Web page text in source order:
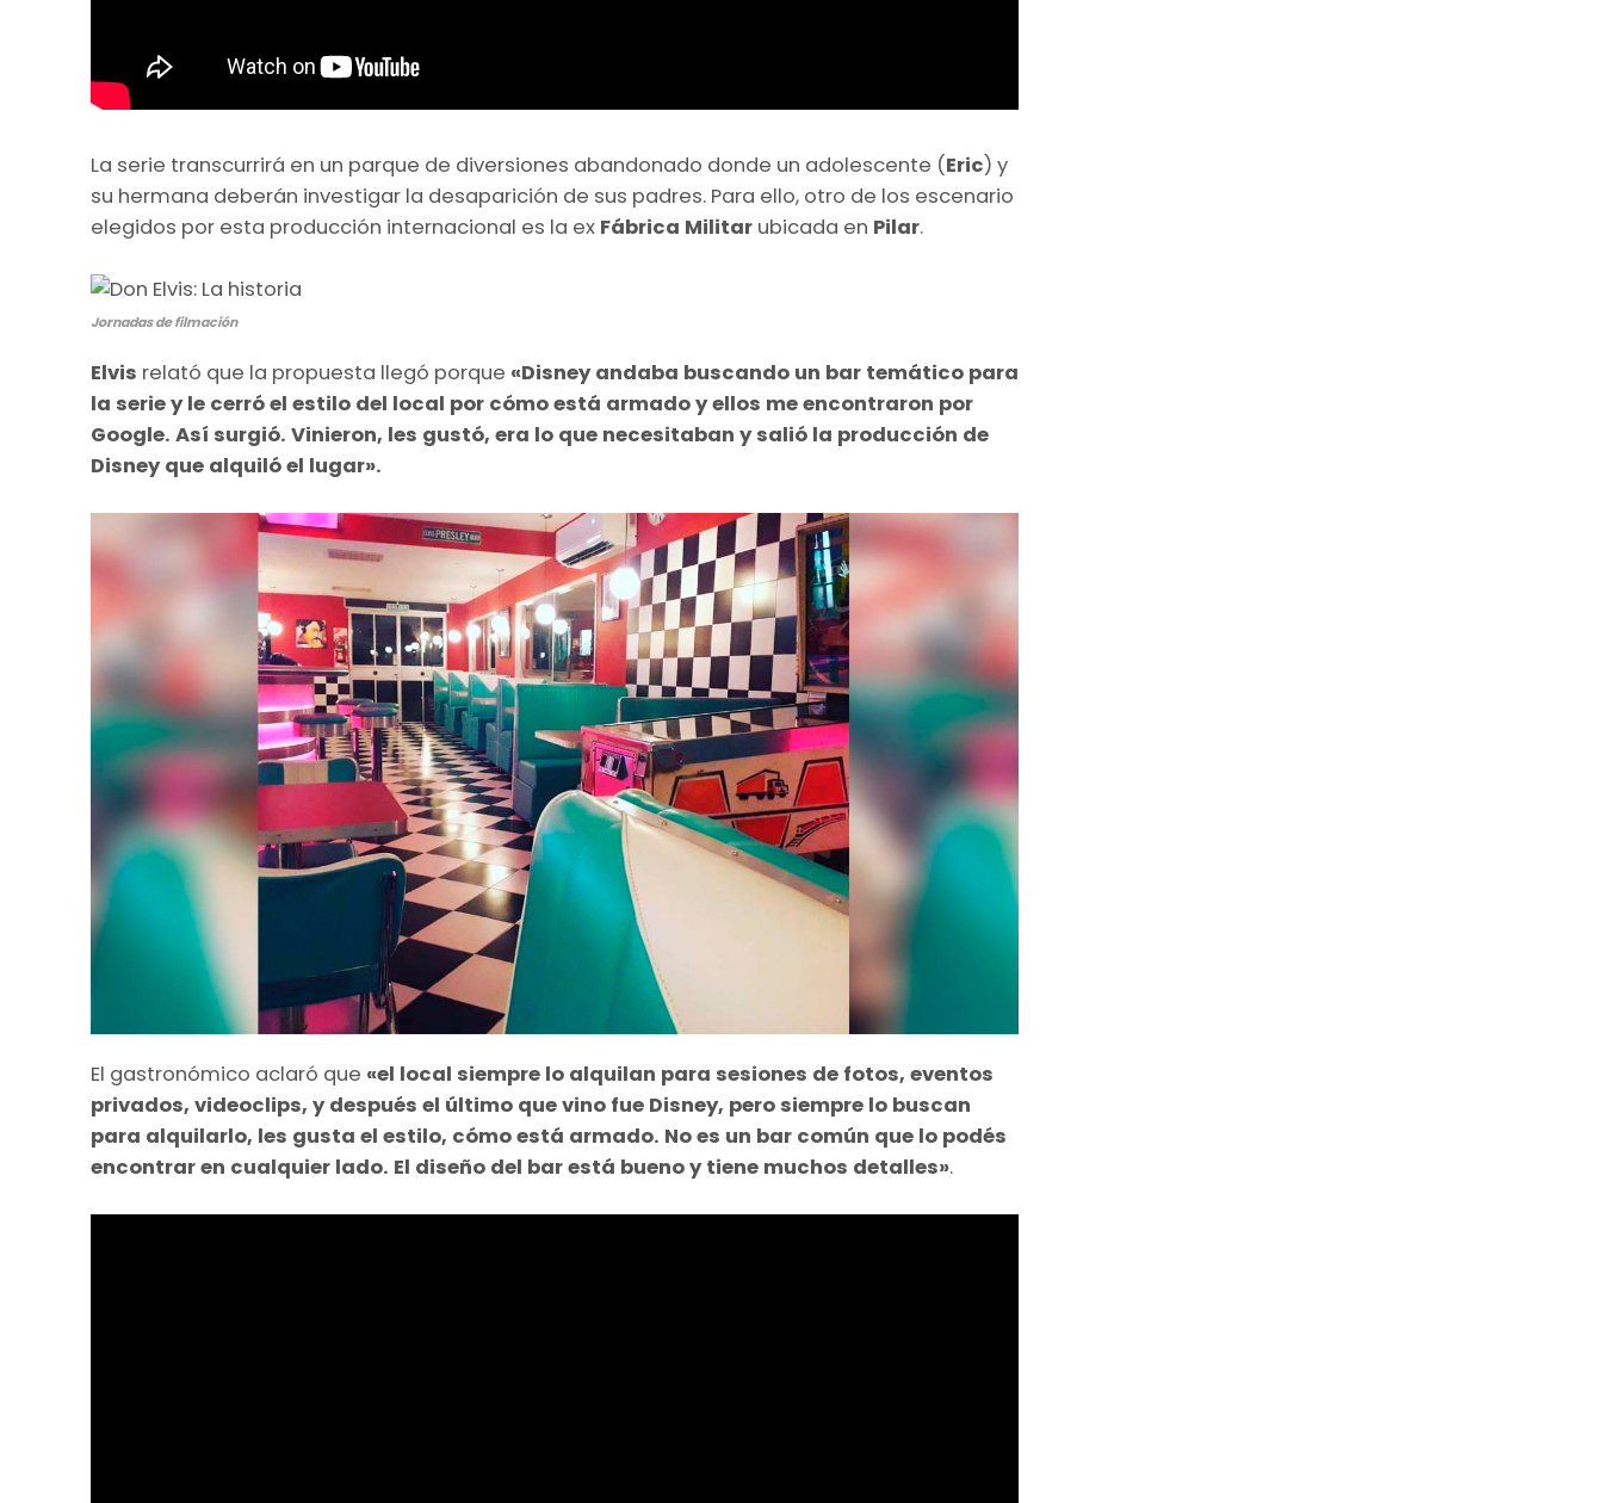
La serie transcurrirá en un parque de diversiones abandonado donde un adolescente (Eric) y
su hermana deberán investigar la desaparición de sus padres. Para ello, otro de los escenario
elegidos por esta producción internacional es la ex Fábrica Militar ubicada en Pilar.
Jornadas de filmación
Elvis relató que la propuesta llegó porque «Disney andaba buscando un bar temático para
la serie y le cerró el estilo del local por cómo está armado y ellos me encontraron por
Google. Así surgió. Vinieron, les gustó, era lo que necesitaban y salió la producción de
Disney que alquiló el lugar».
El gastronómico aclaró que «el local siempre lo alquilan para sesiones de fotos, eventos
privados, videoclips, y después el último que vino fue Disney, pero siempre lo buscan
para alquilarlo, les gusta el estilo, cómo está armado. No es un bar común que lo podés
encontrar en cualquier lado. El diseño del bar está bueno y tiene muchos detalles».